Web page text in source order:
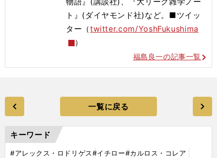
ト』(ダイヤモンド社)など。■ツイッ
ター（twitter.com/YoshFukushima
）
福島良一の記事一覧
一覧に戻る
キーワード
#アレックス・ロドリゲス#イチロー#カルロス・コレア